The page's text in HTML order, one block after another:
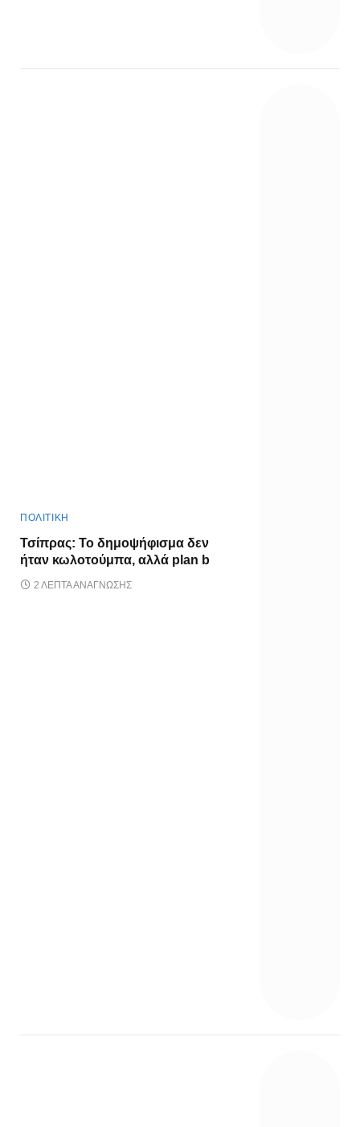
ΠΟΛΙΤΙΚΗ
Τσίπρας: Το δημοψήφισμα δεν
ήταν κωλοτούμπα, αλλά plan b
2 ΛΕΠΤΆ ΑΝΆΓΝΩΣΗΣ